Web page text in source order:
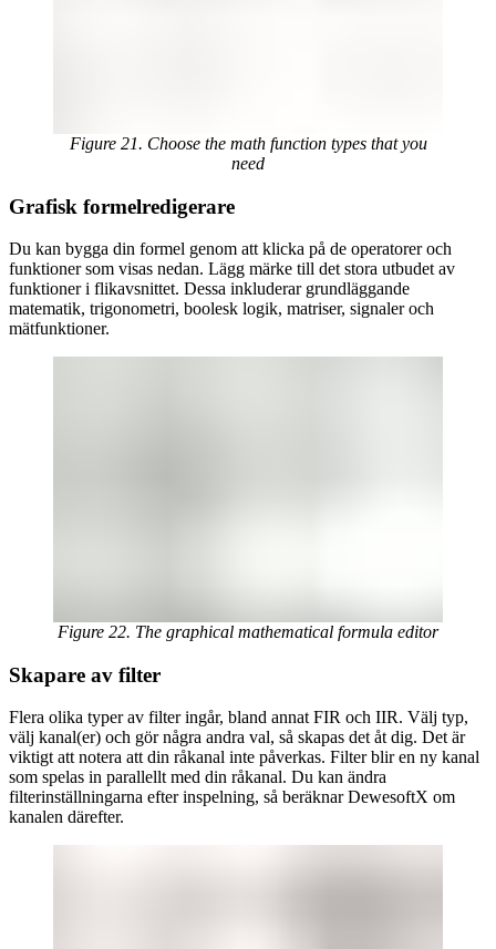
Figure 21. Choose the math function types that you
need
Grafisk formelredigerare
Du kan bygga din formel genom att klicka på de operatorer och
funktioner som visas nedan. Lägg märke till det stora utbudet av
funktioner i flikavsnittet. Dessa inkluderar grundläggande
matematik, trigonometri, boolesk logik, matriser, signaler och
mätfunktioner.
Figure 22. The graphical mathematical formula editor
Skapare av filter
Flera olika typer av filter ingår, bland annat FIR och IIR. Välj typ,
välj kanal(er) och gör några andra val, så skapas det åt dig. Det är
viktigt att notera att din råkanal inte påverkas. Filter blir en ny kanal
som spelas in parallellt med din råkanal. Du kan ändra
filterinställningarna efter inspelning, så beräknar DewesoftX om
kanalen därefter.